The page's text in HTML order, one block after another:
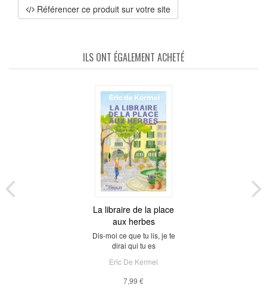
Référencer ce produit sur votre site
ILS ONT ÉGALEMENT ACHETÉ
La libraire de la place
aux herbes
Dis-moi ce que tu lis, je te
dirai qui tu es
Eric De Kermel
7,99 €